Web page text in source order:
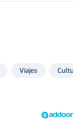
Viajes Cultura